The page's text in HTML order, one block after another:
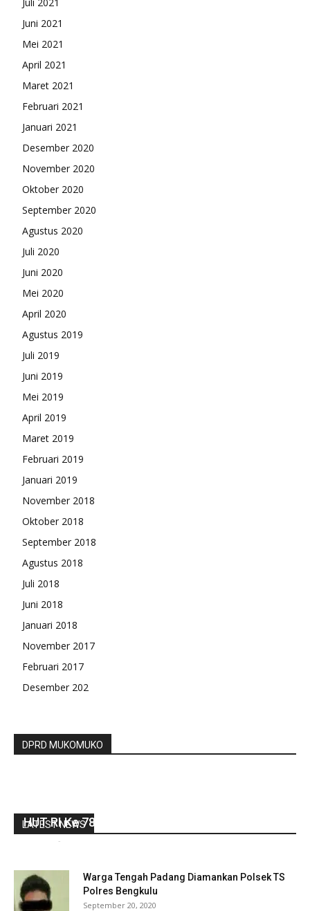
Juni 2021
Mei 2021
April 2021
Maret 2021
Februari 2021
Januari 2021
Desember 2020
November 2020
Oktober 2020
September 2020
Agustus 2020
Juli 2020
Juni 2020
Mei 2020
April 2020
Agustus 2019
Juli 2019
Juni 2019
Mei 2019
April 2019
Maret 2019
Februari 2019
Januari 2019
November 2018
Oktober 2018
September 2018
Agustus 2018
Juli 2018
Juni 2018
Januari 2018
November 2017
Februari 2017
Desember 202
DPRD MUKOMUKO
LATEST NEWS
HUT RI Ke 78
-
Warga Tengah Padang Diamankan Polsek TS
Polres Bengkulu
September 20, 2020